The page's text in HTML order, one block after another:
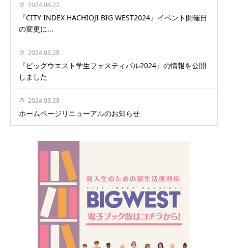
2024.04.22
『CITY INDEX HACHIOJI BIG WEST2024』イベント開催日
の変更に...
2024.03.28
『ビッグウエスト学生フェスティバル2024』の情報を公開
しました
2024.03.28
ホームページリニューアルのお知らせ